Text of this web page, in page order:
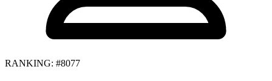
RANKING: #8077